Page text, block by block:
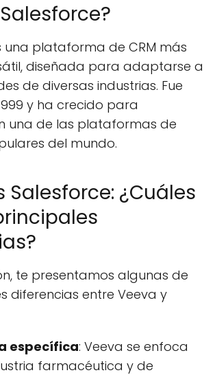
una plataforma de CRM más
diseñada para adaptarse a
de diversas industrias. Fue
y ha crecido para
una de las plataformas de
del mundo.
Salesforce: ¿Cuáles
te presentamos algunas de
diferencias entre Veeva y
específica: Veeva se enfoca
farmacéutica y de